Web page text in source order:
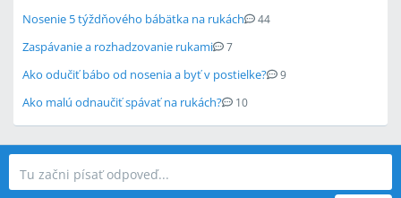
Nosenie 5 týždňového bábätka na rukách 44
Zaspávanie a rozhadzovanie rukami 7
Ako odučiť bábo od nosenia a byť v postielke? 9
Ako malú odnaučiť spávať na rukách? 10